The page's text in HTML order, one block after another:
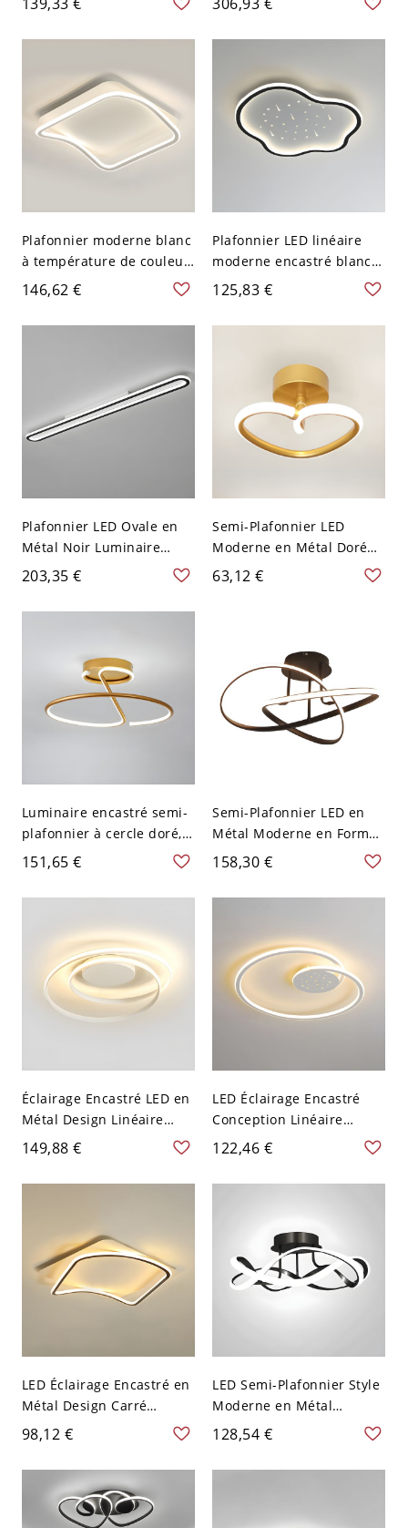
blanc et ampoule LED -
40,64 cm Blanc Noir 110
moderne et abat-jour en
acrylique - Rectangulaire
Plafonnier moderne blanc
à température de couleur
réglable et abat-jour en
acrylique - 49,53 cm 110
V-120 V
146,62 €
Plafonnier LED linéaire
moderne encastré blanc
avec abat-jour vers le bas
- 40,64 cm Noir 110 V-120
V
125,83 €
Plafonnier LED Ovale en
Métal Noir Luminaire
Encastré Simple pour
Couloir - 110 V-120 V
119,38 cm Blanc
203,35 €
Semi-Plafonnier LED
Moderne en Métal Doré
Montage Semi-Encastré
en Forme de Cœur - 110
63,12 €
Luminaire encastré semi-
plafonnier à cercle doré,
LED simple, métal semi-
plafonnier - 110 V-120 V
Blanc
151,65 €
Semi-Plafonnier LED en
Métal Moderne en Forme
de Ruban Montage Semi-
Encastré pour Couloir -
110 V-120 V Noir 50,8 cm
158,30 €
Éclairage Encastré LED en
Métal Design Linéaire
Plafonnier Moderne en
Blanc - 110 V-120 V 49,53
cm Chaud
149,88 €
LED Éclairage Encastré
Conception Linéaire
Plafonnier de Style
Moderne en Métal - 110 V-
120 V Blanc 49,53 cm
122,46 €
LED Éclairage Encastré en
Métal Design Carré
Plafonnier en Noir Style
Moderne - 110 V-120 V
40,64 cm Blanc
98,12 €
LED Semi-Plafonnier Style
Moderne en Métal
Éclairage Semi-Encastré
Design Linéaire - 110 V-
120 V Noir Blanc
128,54 €